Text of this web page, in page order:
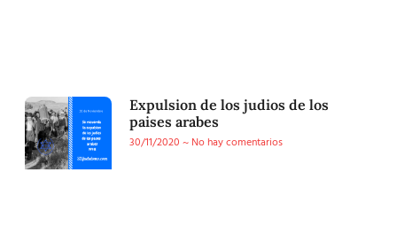
Expulsion de los judios de los
paises arabes
30/11/2020
No hay comentarios